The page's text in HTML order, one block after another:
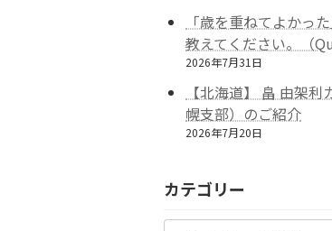
「歳を重ねてよかっ
教えてください。（
2026年7月31日
【北海道】 畠 由架
幌支部）のご紹介
2026年7月20日
カテゴリー
カ